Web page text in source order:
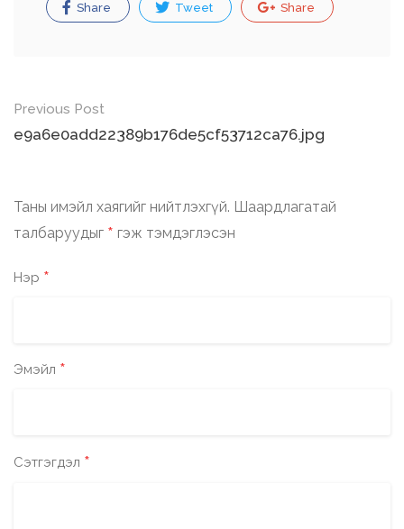
Share Tweet Share
Post
navigation
Previous Post
e9a6e0add22389b176de5cf53712ca76.jpg
Таны имэйл хаягийг нийтлэхгүй. Шаардлагатай
талбаруудыг * гэж тэмдэглэсэн
Нэр *
Эмэйл *
Сэтгэгдэл *